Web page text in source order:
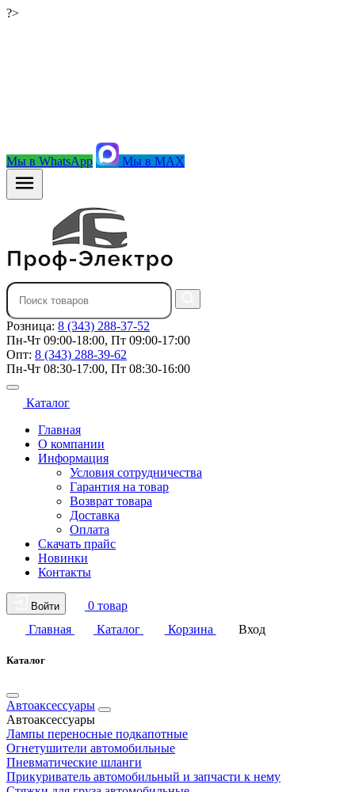
?>
Мы в WhatsApp Мы в MAX
Розница: 8 (343) 288-37-52
Пн-Чт 09:00-18:00, Пт 09:00-17:00
Опт: 8 (343) 288-39-62
Пн-Чт 08:30-17:00, Пт 08:30-16:00
Каталог
Главная
О компании
Информация
Условия сотрудничества
Гарантия на товар
Возврат товара
Доставка
Оплата
Скачать прайс
Новинки
Контакты
Войти
0 товар
Главная
Каталог Корзина Вход
Каталог
Автоаксессуары
Автоаксессуары
Лампы переносные подкапотные
Огнетушители автомобильные
Пневматические шланги
Прикуриватель автомобильный и запчасти к нему